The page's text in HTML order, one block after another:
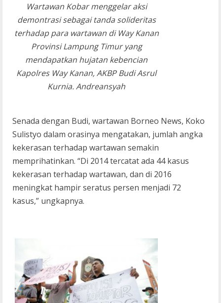
Wartawan Kobar menggelar aksi
demontrasi sebagai tanda solideritas
terhadap para wartawan di Way Kanan
Provinsi Lampung Timur yang
mendapatkan hujatan kebencian
Kapolres Way Kanan, AKBP Budi Asrul
Kurnia. Andreansyah
Senada dengan Budi, wartawan Borneo News, Koko
Sulistyo dalam orasinya mengatakan, jumlah angka
kekerasan terhadap wartawan semakin
memprihatinkan. “Di 2014 tercatat ada 44 kasus
kekerasan terhadap wartawan, dan di 2016
meningkat hampir seratus persen menjadi 72
kasus,” ungkapnya.